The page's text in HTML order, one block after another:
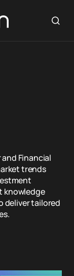
Financial
trends
knowledge
deliver tailored